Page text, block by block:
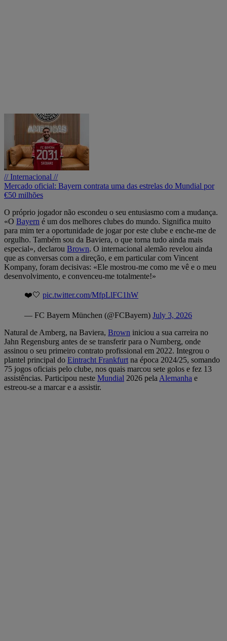
// Internacional //
Mercado oficial: Bayern contrata uma das estrelas do Mundial por
€50 milhões
O próprio jogador não escondeu o seu entusiasmo com a mudança.
«O Bayern é um dos melhores clubes do mundo. Significa muito
para mim ter a oportunidade de jogar por este clube e enche-me de
orgulho. Também sou da Baviera, o que torna tudo ainda mais
especial», declarou Brown. O internacional alemão revelou ainda
que as conversas com a direção, e em particular com Vincent
Kompany, foram decisivas: «Ele mostrou-me como me vê e o meu
desenvolvimento, e convenceu-me totalmente!»
❤️🤍 pic.twitter.com/MfpLlFC1hW
— FC Bayern München (@FCBayern) July 3, 2026
Natural de Amberg, na Baviera, Brown iniciou a sua carreira no
Jahn Regensburg antes de se transferir para o Nurnberg, onde
assinou o seu primeiro contrato profissional em 2022. Integrou o
plantel principal do Eintracht Frankfurt na época 2024/25, somando
75 jogos oficiais pelo clube, nos quais marcou sete golos e fez 13
assistências. Participou neste Mundial 2026 pela Alemanha e
estreou-se a marcar e a assistir.